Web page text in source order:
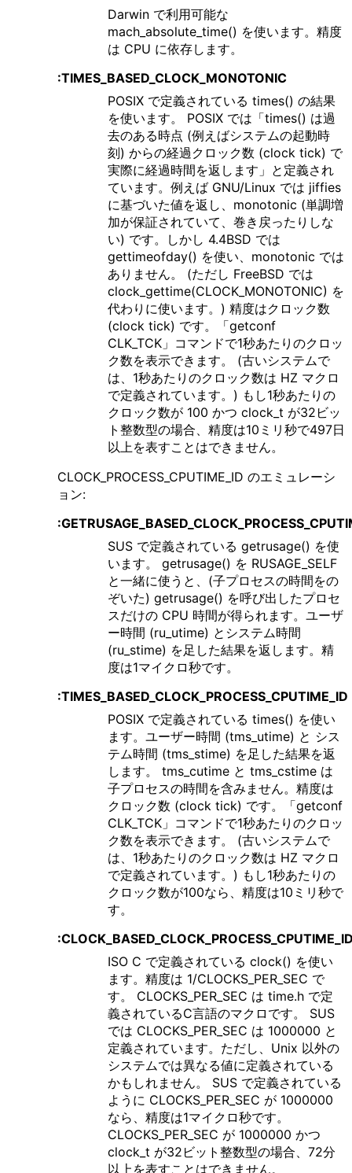
Darwin で利用可能な
mach_absolute_time() を使います。精度
は CPU に依存します。
:TIMES_BASED_CLOCK_MONOTONIC
POSIX で定義されている times() の結果
を使います。 POSIX では「times() は過
去のある時点 (例えばシステムの起動時
刻) からの経過クロック数 (clock tick) で
実際に経過時間を返します」と定義され
ています。例えば GNU/Linux では jiffies
に基づいた値を返し、monotonic (単調増
加が保証されていて、巻き戻ったりしな
い) です。しかし 4.4BSD では
gettimeofday() を使い、monotonic では
ありません。 (ただし FreeBSD では
clock_gettime(CLOCK_MONOTONIC) を
代わりに使います。) 精度はクロック数
(clock tick) です。「getconf
CLK_TCK」コマンドで1秒あたりのクロッ
ク数を表示できます。 (古いシステムで
は、1秒あたりのクロック数は HZ マクロ
で定義されています。) もし1秒あたりの
クロック数が 100 かつ clock_t が32ビッ
ト整数型の場合、精度は10ミリ秒で497日
以上を表すことはできません。
CLOCK_PROCESS_CPUTIME_ID のエミュレーシ
ョン:
SUS で定義されている getrusage() を使
います。 getrusage() を RUSAGE_SELF
と一緒に使うと、(子プロセスの時間をの
ぞいた) getrusage() を呼び出したプロセ
スだけの CPU 時間が得られます。ユーザ
ー時間 (ru_utime) とシステム時間
(ru_stime) を足した結果を返します。精
度は1マイクロ秒です。
:TIMES_BASED_CLOCK_PROCESS_CPUTIME_ID
POSIX で定義されている times() を使い
ます。ユーザー時間 (tms_utime) と シス
テム時間 (tms_stime) を足した結果を返
します。 tms_cutime と tms_cstime は
子プロセスの時間を含みません。精度は
クロック数 (clock tick) です。「getconf
CLK_TCK」コマンドで1秒あたりのクロッ
ク数を表示できます。 (古いシステムで
は、1秒あたりのクロック数は HZ マクロ
で定義されています。) もし1秒あたりの
クロック数が100なら、精度は10ミリ秒で
す。
ISO C で定義されている clock() を使い
ます。精度は 1/CLOCKS_PER_SEC で
す。 CLOCKS_PER_SEC は time.h で定
義されているC言語のマクロです。 SUS
では CLOCKS_PER_SEC は 1000000 と
定義されています。ただし、Unix 以外の
システムでは異なる値に定義されている
かもしれません。 SUS で定義されている
ように CLOCKS_PER_SEC が 1000000
なら、精度は1マイクロ秒です。
CLOCKS_PER_SEC が 1000000 かつ
clock_t が32ビット整数型の場合、72分
以上を表すことはできません。